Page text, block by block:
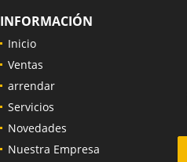
INFORMACIÓN
Inicio
Ventas
arrendar
Servicios
Novedades
Nuestra Empresa